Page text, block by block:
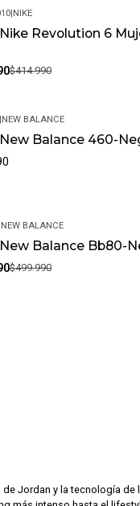
|NIKE
Revolution 6
$414.990
NEW BALANCE
Balance 460-
NEW BALANCE
Balance Bb80-
$499.990
de Jordan y la tecnología de